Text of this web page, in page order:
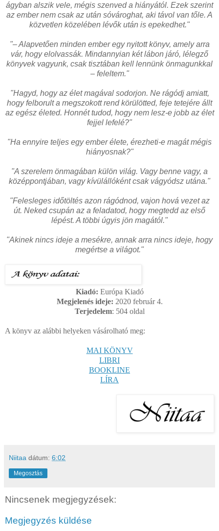
ágyban alszik vele, mégis szenved a hiányától. Ezek szerint
az ember nem csak az után sóvároghat, aki távol van tőle. A
közvetlen közelében lévők után is epekedhet."
"– Alapvetően minden ember egy nyitott könyv, amely arra
vár, hogy elolvassák. Mindannyian két lábon járó, lélegző
könyvek vagyunk, csak tisztában kell lennünk önmagunkkal
– feleltem."
"Hagyd, hogy az élet magával sodorjon. Ne rágódj amiatt,
hogy felborult a megszokott rend körülötted, feje tetejére állt
az egész életed. Honnét tudod, hogy nem lesz-e jobb az élet
fejjel lefelé?"
"Ha ennyire teljes egy ember élete, érezheti-e magát mégis
hiányosnak?"
"A szerelem önmagában külön világ. Vagy benne vagy, a
középpontjában, vagy kívülállóként csak vágyódsz utána."
"Felesleges időtöltés azon rágódnod, vajon hová vezet az
út. Neked csupán az a feladatod, hogy megtedd az első
lépést. A többi úgyis jön magától."
"Akinek nincs ideje a mesékre, annak arra nincs ideje, hogy
megértse a világot."
Kiadó: Európa Kiadó
Megjelenés ideje: 2020 február 4.
Terjedelem: 504oldal
A könyv az alábbi helyeken vásárolható meg:
MAI KÖNYV
LIBRI
BOOKLINE
LÍRA
Niitaa dátum: 6:02
Megosztás
Nincsenek megjegyzések:
Megjegyzés küldése